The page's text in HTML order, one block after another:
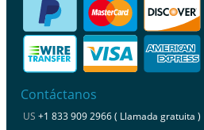
Contáctanos
US +1 833 909 2966 ( Llamada gratuita )